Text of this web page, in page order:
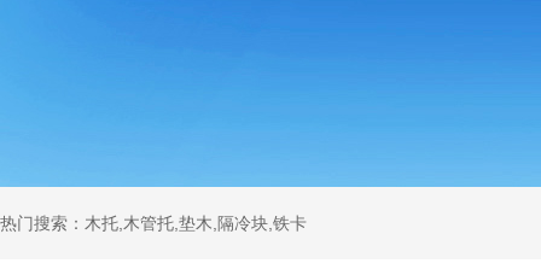
热门搜索：木托,木管托,垫木,隔冷块,铁卡